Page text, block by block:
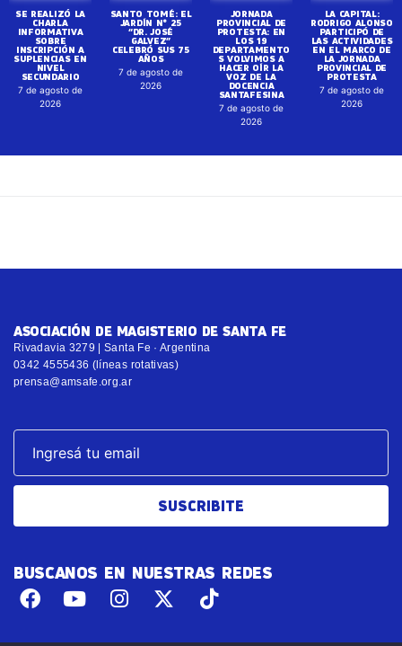
SE REALIZÓ LA
CHARLA
INFORMATIVA
SOBRE
INSCRIPCIÓN A
SUPLENCIAS EN
NIVEL
SECUNDARIO
7 de agosto de
2026
SANTO TOMÉ: EL
JARDÍN N° 25
“DR. JOSÉ
GALVEZ”
CELEBRÓ SUS 75
AÑOS
7 de agosto de
2026
JORNADA
PROVINCIAL DE
PROTESTA: EN
LOS 19
DEPARTAMENTO
S VOLVIMOS A
HACER OÍR LA
VOZ DE LA
DOCENCIA
SANTAFESINA
7 de agosto de
2026
LA CAPITAL:
RODRIGO ALONSO
PARTICIPÓ DE
LAS ACTIVIDADES
EN EL MARCO DE
LA JORNADA
PROVINCIAL DE
PROTESTA
7 de agosto de
2026
ASOCIACIÓN DE MAGISTERIO DE SANTA FE
Rivadavia 3279 | Santa Fe · Argentina
0342 4555436 (líneas rotativas)
prensa@amsafe.org.ar
SUSCRIBITE
BUSCANOS EN NUESTRAS REDES